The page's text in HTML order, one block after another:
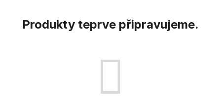
Produkty teprve připravujeme.